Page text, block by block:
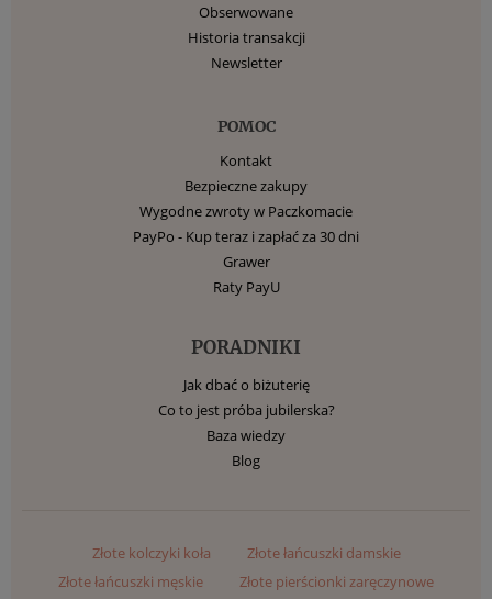
Obserwowane
Historia transakcji
Newsletter
POMOC
Kontakt
Bezpieczne zakupy
Wygodne zwroty w Paczkomacie
PayPo - Kup teraz i zapłać za 30 dni
Grawer
Raty PayU
PORADNIKI
Jak dbać o biżuterię
Co to jest próba jubilerska?
Baza wiedzy
Blog
Złote kolczyki koła
Złote łańcuszki damskie
Złote łańcuszki męskie
Złote pierścionki zaręczynowe